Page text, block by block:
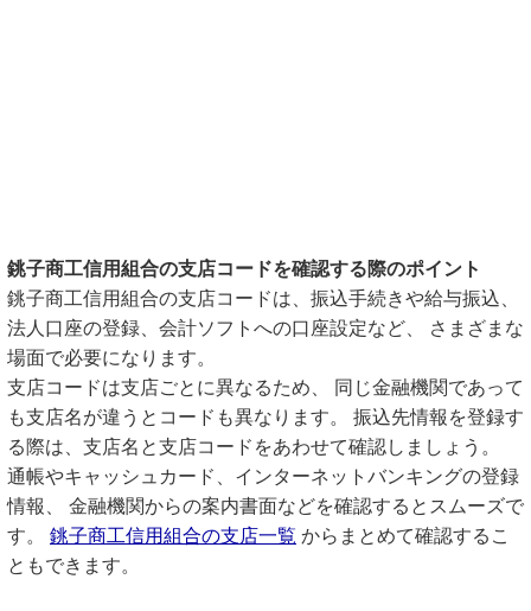
銚子商工信用組合の支店コードを確認する際のポイント
銚子商工信用組合の支店コードは、振込手続きや給与振込、
法人口座の登録、会計ソフトへの口座設定など、 さまざまな
場面で必要になります。
支店コードは支店ごとに異なるため、 同じ金融機関であって
も支店名が違うとコードも異なります。 振込先情報を登録す
る際は、支店名と支店コードをあわせて確認しましょう。
通帳やキャッシュカード、インターネットバンキングの登録
情報、 金融機関からの案内書面などを確認するとスムーズで
す。 銚子商工信用組合の支店一覧 からまとめて確認するこ
ともできます。